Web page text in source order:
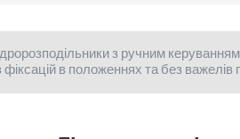
з ручним
в положеннях та без